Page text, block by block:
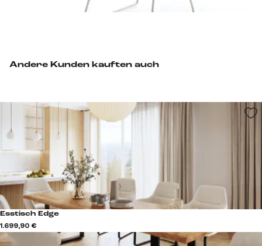
Andere Kunden kauften auch
Esstisch Edge
1.699,90 €